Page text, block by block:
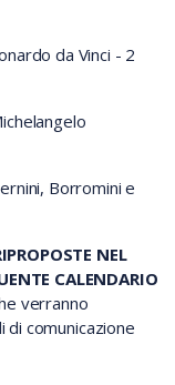
da Vinci - 2
Borromini e
NEL
CALENDARIO
verranno
comunicazione